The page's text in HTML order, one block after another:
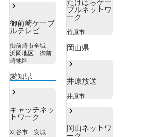
御前崎ケーブ
ルテレビ
御前崎市全域
浜岡地区 御前
崎地区
愛知県
キャッチネッ
トワーク
刈谷市 安城
ブルネットワ
ーク
竹原市
岡山県
井原放送
井原市
岡山ネットワ